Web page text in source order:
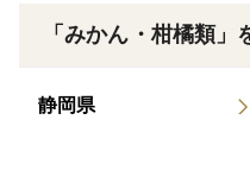
ください。
【サイズ】M玉
「みかん・柑橘類
静岡県